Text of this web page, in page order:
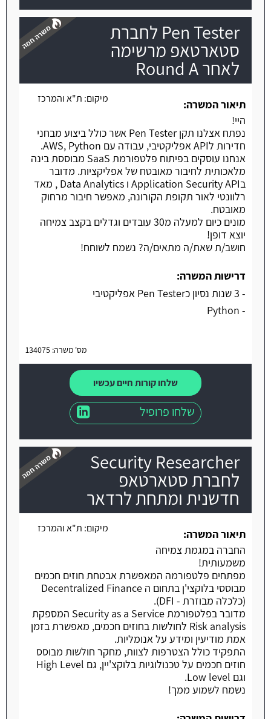
Pen Tester לחברת
סטארטאפ מרשימה
לאחר Round A
משרה חמה
מיקום: ת"א והמרכז
תיאור המשרה:
היי!
נפתח אצלנו תקן Pen Tester אשר כולל ביצוע מבחני
חדירות לAPI אפליקטיבי, עבודה עם AWS, Python.
אנחנו עוסקים בפיתוח פלטפורמת SaaS מבוססת בינה
מלאכותית לחיבור מאובטח של אפליקציות. מדובר
בApplication Security API ו Data Analytics , מאד
רלוונטי לאור תקופת הקורונה, מאפשר חיבור מרחוק
מאובטח.
מונים כיום למעלה מ30 עובדים וגדלים בקצב צמיחה
יוצא דופן!
חושב/ת שאת/ה מתאים/ה? נשמח לשוחח!
דרישות המשרה:
- 3 שנות נסיון כPen Tester אפליקטיבי
- Python
מס' משרה: 134075
שלחו קורות חיים עכשיו
שלחו פרופיל
Security Researcher
לחברת סטארטאפ
חדשנית ומתחת לרדאר
משרה חמה
מיקום: ת"א והמרכז
תיאור המשרה:
החברה במגמת צמיחה
משמעותית!
מפתחים פלטפורמה המאפשרת אבטחת חוזים חכמים
מבוססי בלוקצי'ן בתחום ה Decentralized Finance
(כלכלה מבוזרת - DFI).
מדובר בפלטפורמת Security as a Service המספקת
Risk analysis לחולשות בחוזים חכמים, מאפשרת בזמן
אמת מודיעין ומידע על אנומליות.
התפקיד כולל הצטרפות לצוות, מחקר חולשות מבוסס
חוזים חכמים על טכנולוגיות בלוקצ'יין, גם High Level
וגם Low level.
נשמח לשמוע ממך!